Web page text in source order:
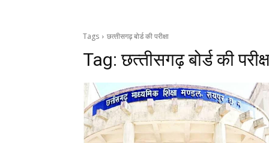
Tags छत्‍तीसगढ़ बोर्ड की परीक्षा
Tag:छत्‍तीसगढ़ बोर्ड की